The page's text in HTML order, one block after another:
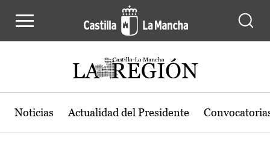
Noticias Actualidad del Presidente